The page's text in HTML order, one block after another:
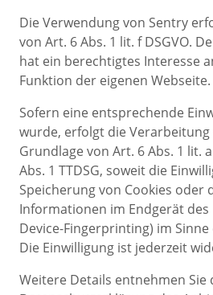
Die Verwendung von Sentry
von Art. 6 Abs. 1 lit. f DSGVO.
hat ein berechtigtes Interesse
Funktion der eigenen Webseite.
Sofern eine entsprechende
wurde, erfolgt die
Grundlage von Art. 6 Abs. 1 lit.
Abs. 1 TTDSG, soweit die
Speicherung von Cookies oder
Informationen im Endgerät des
Device-Fingerprinting) im Sinne
Die Einwilligung ist jederzeit
Weitere Details entnehmen Sie